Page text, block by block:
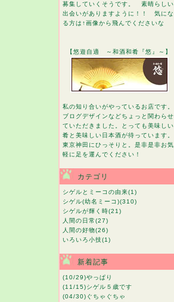
募集していくそうです。 素晴らしい
出会いがありますように！！ 気にな
る方は↑画像から飛んでくださいな
【悠遊自適 ～和酒和肴『悠』～】
私の知り合いがやっているお店です。
ブログデザインなどちょっと関わらせ
ていただきました。とっても美味しい
肴と美味しい日本酒が待っています。
東京神田にひっそりと。是非是非お気
軽に足を運んでください！
カテゴリ
シゲルとミーコの由来(1)
シゲル(幼名ミーコ)(310)
シゲルが輝く時(21)
人間の日常(27)
人間の好物(26)
いろいろ小技(1)
新着記事
(10/29)やっぱり
(11/15)シゲル５歳です
(04/30) ぐちゃぐちゃ